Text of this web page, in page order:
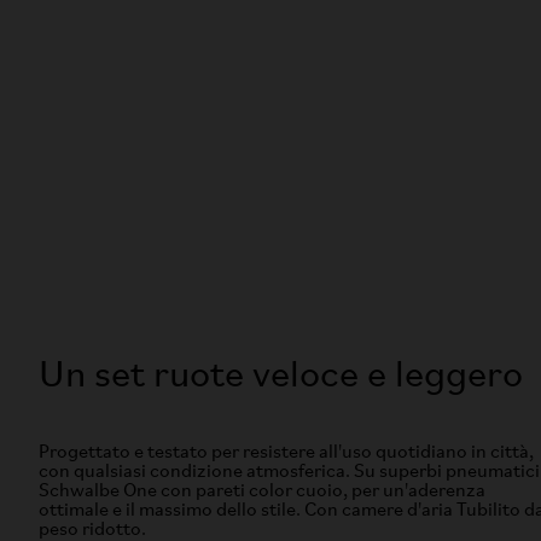
Un set ruote veloce e leggero
Progettato e testato per resistere all'uso quotidiano in città,
con qualsiasi condizione atmosferica. Su superbi pneumatici
Schwalbe One con pareti color cuoio, per un'aderenza
ottimale e il massimo dello stile. Con camere d'aria Tubilito
peso ridotto.